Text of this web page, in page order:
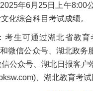
年6月25日上午8:00
化综合科目考试成绩。
生可通过湖北省教育
微信公众号、湖北政务
公众号、湖北日报客
、湖北教育考